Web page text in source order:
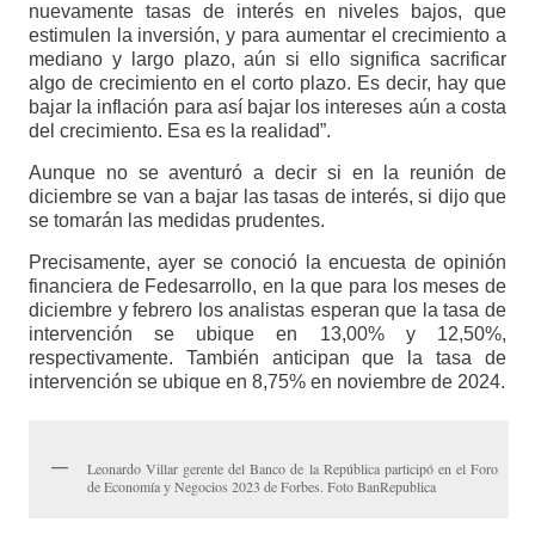
nuevamente tasas de interés en niveles bajos, que
estimulen la inversión, y para aumentar el crecimiento a
mediano y largo plazo, aún si ello significa sacrificar
algo de crecimiento en el corto plazo. Es decir, hay que
bajar la inflación para así bajar los intereses aún a costa
del crecimiento. Esa es la realidad”.
Aunque no se aventuró a decir si en la reunión de
diciembre se van a bajar las tasas de interés, si dijo que
se tomarán las medidas prudentes.
Precisamente, ayer se conoció la encuesta de opinión
financiera de Fedesarrollo, en la que para los meses de
diciembre y febrero los analistas esperan que la tasa de
intervención se ubique en 13,00% y 12,50%,
respectivamente. También anticipan que la tasa de
intervención se ubique en 8,75% en noviembre de 2024.
Leonardo Villar gerente del Banco de la República participó en el Foro
de Economía y Negocios 2023 de Forbes. Foto BanRepublica